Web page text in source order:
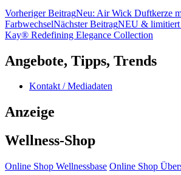
Beitragsnavigation
Vorheriger BeitragNeu: Air Wick Duftkerze
FarbwechselNächster BeitragNEU &
Kay® Redefining Elegance Collection
Angebote, Tipps, Trends
Kontakt / Mediadaten
Anzeige
Wellness-Shop
Online Shop Wellnessbase Online Shop